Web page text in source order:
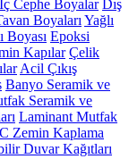
İç Cephe Boyalar Dış
Boyaları Yağlı
Boyası Epoksi
Kapılar Çelik
Acil Çıkış
Banyo Seramik ve
Seramik ve
Laminant Mutfak
Zemin Kaplama
Duvar Kağıtları